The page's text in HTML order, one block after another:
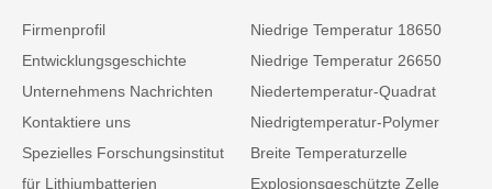
Firmenprofil
Entwicklungsgeschichte
Unternehmens Nachrichten
Kontaktiere uns
Spezielles Forschungsinstitut
für Lithiumbatterien
Niedrige Temperatur 18650
Niedrige Temperatur 26650
Niedertemperatur-Quadrat
Niedrigtemperatur-Polymer
Breite Temperaturzelle
Explosionsgeschützte Zelle